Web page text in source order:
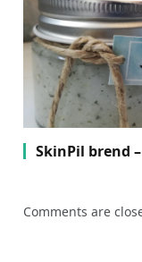
SkinPil brend
Comments are